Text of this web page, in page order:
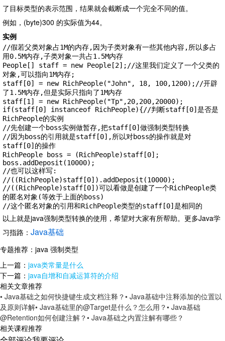
了目标类型的表示范围，结果就会截断成一个完全不同的值。
例如，(byte)300 的实际值为44。
实例
//假若父类对象占1M的内存,因为子类对象有一些其他内容,所以多占
用0.5M内存,子类对象一共占1.5M内存
People[] staff = new People[2];//这里我们定义了一个父类的
对象,可以指向1M内存;
staff[0] = new RichPeople("John", 18, 100,1200);//开辟
了1.5M内存,但是实际只指向了1M内存
staff[1] = new RichPeople("Tp",20,200,20000);
if(staff[0] instanceof RichPeople){//判断staff[0]是否是
RichPeople的实例
//先创建一个boss实例做暂存,把staff[0]做强制类型转换
//因为boss的引用就是staff[0],所以对boss的操作就是对
staff[0]的操作
RichPeople boss = (RichPeople)staff[0];
boss.addDeposit(10000);
//也可以这样写:
//((RichPeople)staff[0]).addDeposit(10000);
//((RichPeople)staff[0])可以看做是创建了一个RichPeople类
的匿名对象(等效于上面的boss)
//这个匿名对象的引用和RichPeople类型的staff[0]是相同的
以上就是java强制类型转换的使用，希望对大家有所帮助。 更多Java学
习指路： Java基础
专题推荐： java 强制类型
上一篇： java类常量是什么
下一篇： java自增和自减运算符的介绍
相关文章推荐
• Java基础之如何快捷键生成文档注释？• Java基础中注释添加的位置以
及原则详解• Java基础里的@Target是什么？怎么用？• Java基础
@Retention如何创建注解？• Java基础之内置注解有哪些？
相关课程推荐